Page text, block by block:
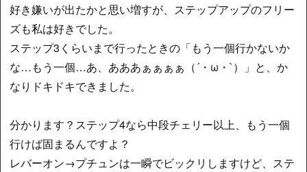
好き嫌いが出たかと思い増すが、ステップアップのフリー
ズも私は好きでした。
ステップ3くらいまで行ったときの「もう一個行かないか
な…もう一個…あ、あああぁぁぁぁ（´・ω・`）」と、か
なりドキドキできました。
分かります？ステップ4なら中段チェリー以上、もう一個
行けば固まるんですよ？
レバーオン→プチュンは一瞬でビックリしますけど、ステ